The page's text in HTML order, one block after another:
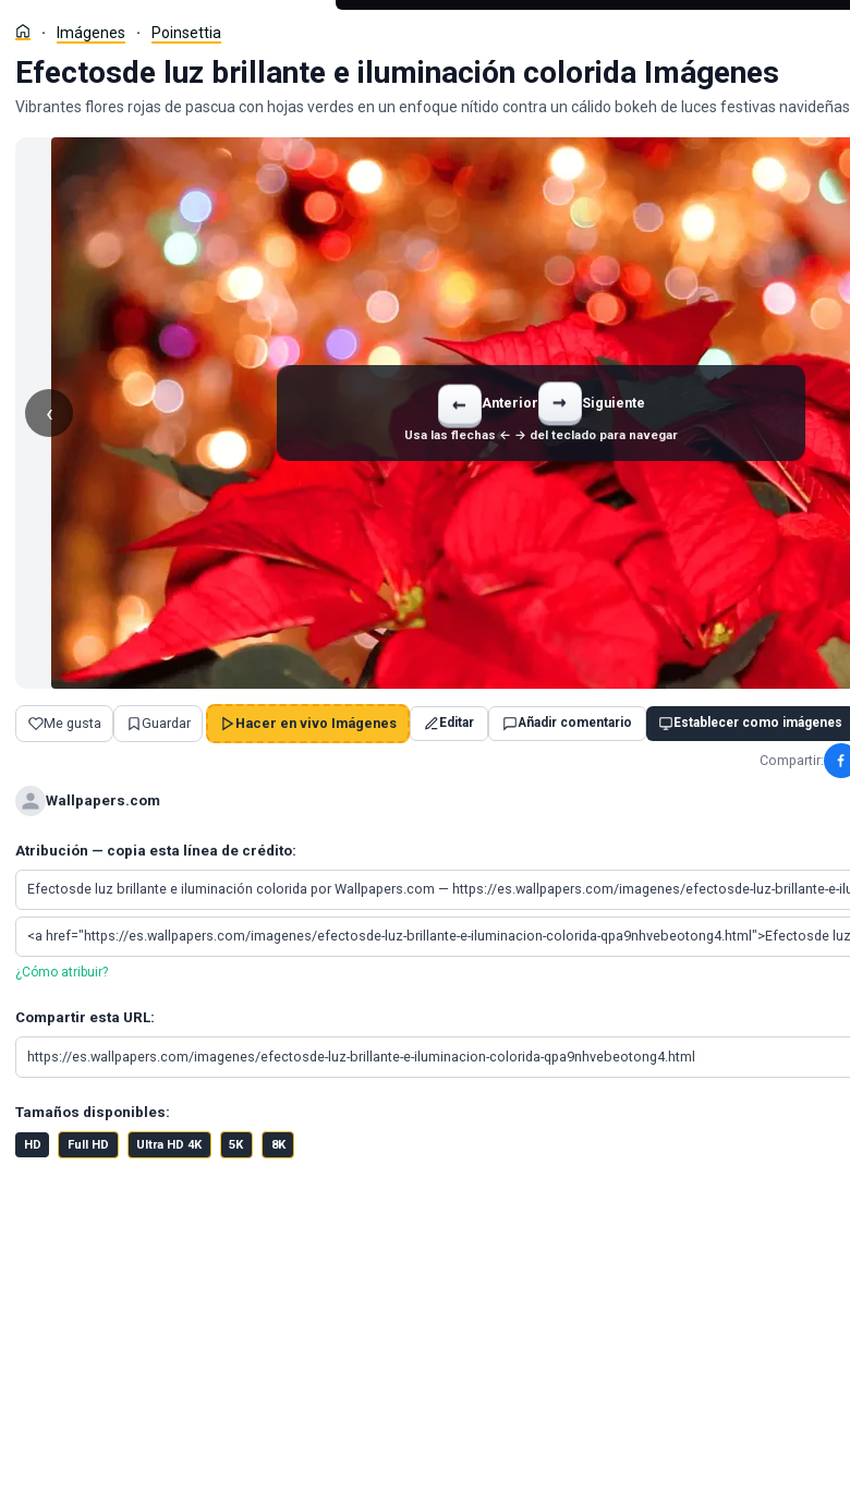
Imágenes Poinsettia
Efectosde luz brillante e iluminación colorida Imágenes
Vibrantes flores rojas de pascua con hojas verdes en un enfoque nítido contra un cálido bokeh de luces festivas navideñas.
‹ ← Anterior → Siguiente
Usa las flechas ← → del teclado para navegar
Me gusta Guardar Hacer en vivo Imágenes Editar Añadir comentario Establecer como imágenes
Compartir:
Wallpapers.com
Atribución — copia esta línea de crédito:
¿Cómo atribuir?
Compartir esta URL:
Tamaños disponibles:
HD Full HD Ultra HD 4K 5K 8K